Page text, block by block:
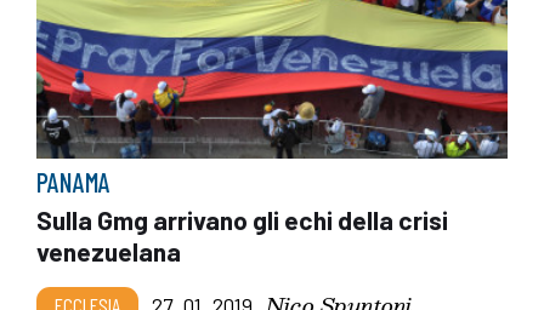
PANAMA
Sulla Gmg arrivano gli echi della crisi
venezuelana